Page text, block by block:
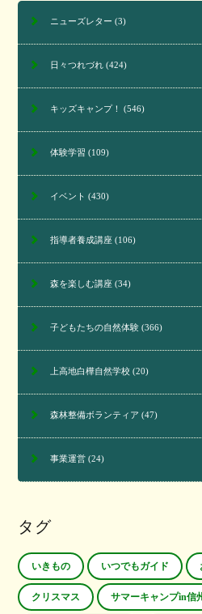
ニューズレター (3)
日々つれづれ(424)
キッズキャンプ！ (546)
体験学習 (109)
イベント (430)
指導者養成講座(106)
森を楽しむ講座(34)
子どもたちの自然体験(366)
上高地白樺自然学校(20)
森林整備ボランティア (47)
事業運営(24)
タグ
いきもの いつでもガイド
クリスマス サマーキャンプin信